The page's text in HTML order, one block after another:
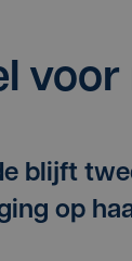
blijft
op